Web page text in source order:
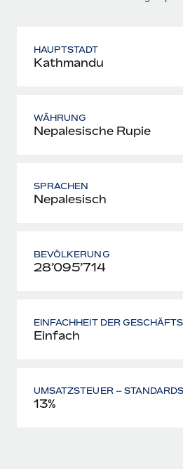
HAUPTSTADT
Kathmandu
WÄHRUNG
Nepalesische Rupie
SPRACHEN
Nepalesisch
BEVÖLKERUNG
28’095’714
EINFACHHEIT DER
Einfach
UMSATZSTEUER –
13%